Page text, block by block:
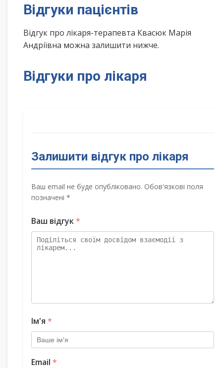
Відгуки пацієнтів
Відгук про лікаря-терапевта Квасюк Марія
Андріївна можна залишити нижче.
Відгуки про лікаря
Залишити відгук про лікаря
Ваш email не буде опубліковано. Обов'язкові поля
позначені *
Ваш відгук*
Ім'я *
Email *